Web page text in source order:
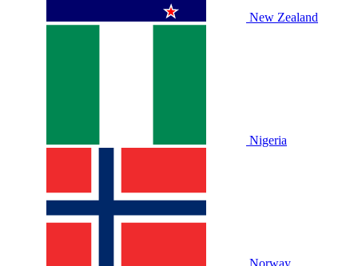
New Zealand
Nigeria
Norway